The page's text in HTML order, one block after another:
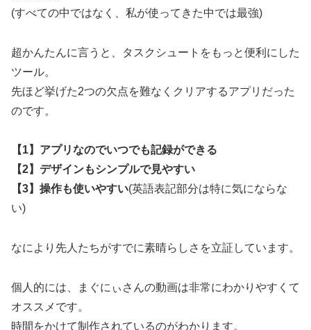
(すべての中ではなく、私が使ってきた中では最強)
超かんたんに言うと、タスクシュートをもっと便利にした
ツール。
先ほど挙げた2つの欠点を難なくクリアするアプリだった
のです。
【1】アプリなのでいつでも記録ができる
【2】デザインもシンプルで見やすい
【3】操作も使いやすい(英語表記部分は特に気にならな
い)
なにより先人たちがすでに素晴らしさを立証しています。
個人的には、まぐにぃさんの動画は非常にわかりやすくて
オススメです。
時間をかけて制作されているのがわかります。